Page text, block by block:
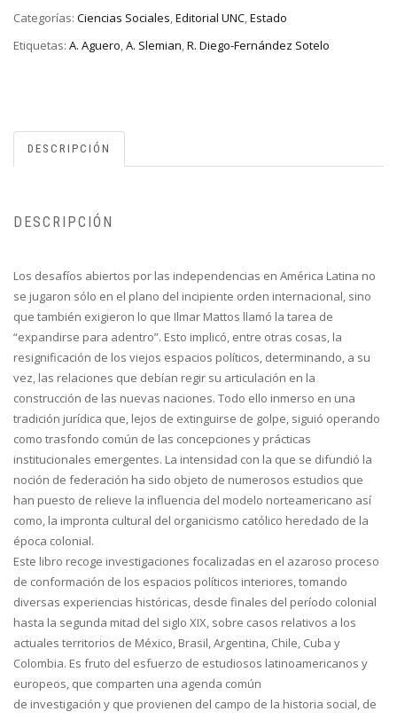
Categorías: Ciencias Sociales,Editorial UNC,Estado
Etiquetas: A. Aguero,A. Slemian,R. Diego-Fernández Sotelo
DESCRIPCIÓN
DESCRIPCIÓN
Los desafíos abiertos por las independencias en América Latina no
se jugaron sólo en el plano del incipiente orden internacional, sino
que también exigieron lo que Ilmar Mattos llamó la tarea de
“expandirse para adentro”. Esto implicó, entre otras cosas, la
resignificación de los viejos espacios políticos, determinando, a su
vez, las relaciones que debían regir su articulación en la
construcción de las nuevas naciones. Todo ello inmerso en una
tradición jurídica que, lejos de extinguirse de golpe, siguió operando
como trasfondo común de las concepciones y prácticas
institucionales emergentes. La intensidad con la que se difundió la
noción de federación ha sido objeto de numerosos estudios que
han puesto de relieve la influencia del modelo norteamericano así
como, la impronta cultural del organicismo católico heredado de la
época colonial.
Este libro recoge investigaciones focalizadas en el azaroso proceso
de conformación de los espacios políticos interiores, tomando
diversas experiencias históricas, desde finales del período colonial
hasta la segunda mitad del siglo XIX, sobre casos relativos a los
actuales territorios de México, Brasil, Argentina, Chile, Cuba y
Colombia. Es fruto del esfuerzo de estudiosos latinoamericanos y
europeos, que comparten una agenda común
de investigación y que provienen del campo de la historia social, de